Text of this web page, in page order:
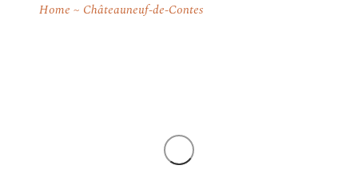
Home Châteauneuf-de-Contes